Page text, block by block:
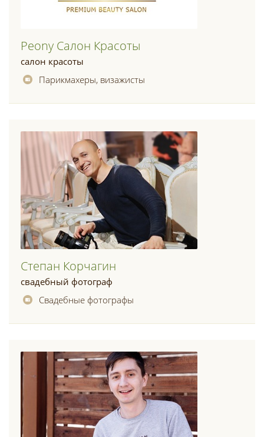
Peony Салон Красоты
салон красоты
Парикмахеры, визажисты
Степан Корчагин
свадебный фотограф
Свадебные фотографы